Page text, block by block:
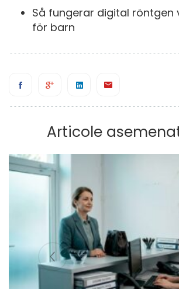
Så fungerar digital röntgen
för barn
Articole